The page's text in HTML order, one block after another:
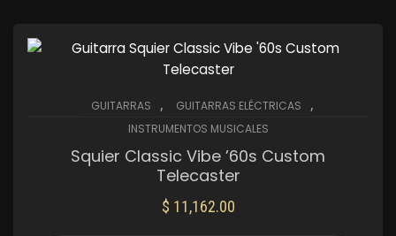
GUITARRAS , GUITARRAS ELÉCTRICAS ,
INSTRUMENTOS MUSICALES
Squier Classic Vibe ’60s Custom
Telecaster
$ 11,162.00